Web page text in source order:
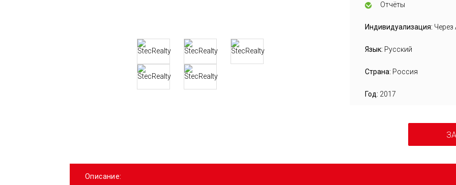
Отчёты
Индивидуализация: Через
Язык: Русский
Страна: Россия
Год: 2017
Описание: